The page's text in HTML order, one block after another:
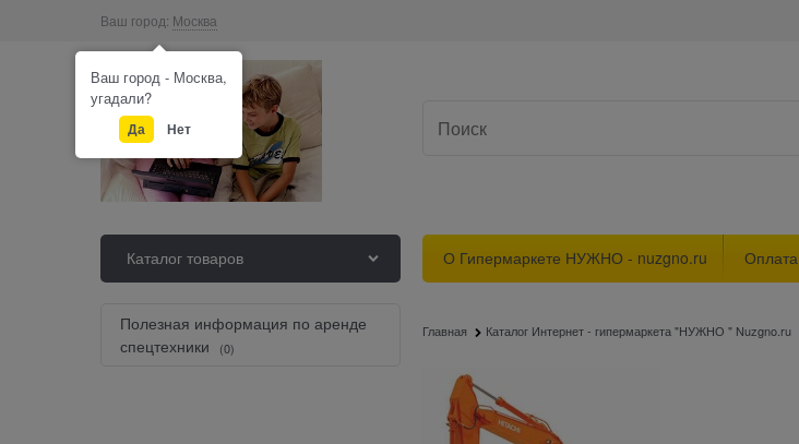
Ваш город: Москва
Каталог товаров О Гипермаркете НУЖНО - nuzgno.ru Оплата
Полезная информация по аренде
спецтехники
(0)
Главная Каталог Интернет - гипермаркета "НУЖНО " Nuzgno.ru
Ваш город - Москва,
угадали?
Да Нет